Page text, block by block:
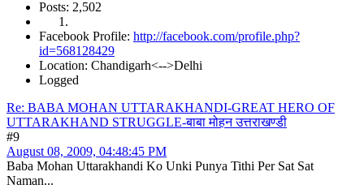
Posts: 2,502
Facebook Profile: http://facebook.com/profile.php?
id=568128429
Location: Chandigarh<-->Delhi
Logged
Re: BABA MOHAN UTTARAKHANDI-GREAT HERO OF
UTTARAKHAND STRUGGLE-बाबा मोहन उत्तराखण्डी
#9
August 08, 2009, 04:48:45 PM
Baba Mohan Uttarakhandi Ko Unki Punya Tithi Per Sat Sat
Naman...